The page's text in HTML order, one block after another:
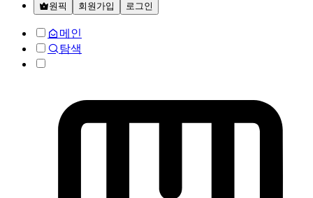
원픽 회원가입 로그인
메인
탐색